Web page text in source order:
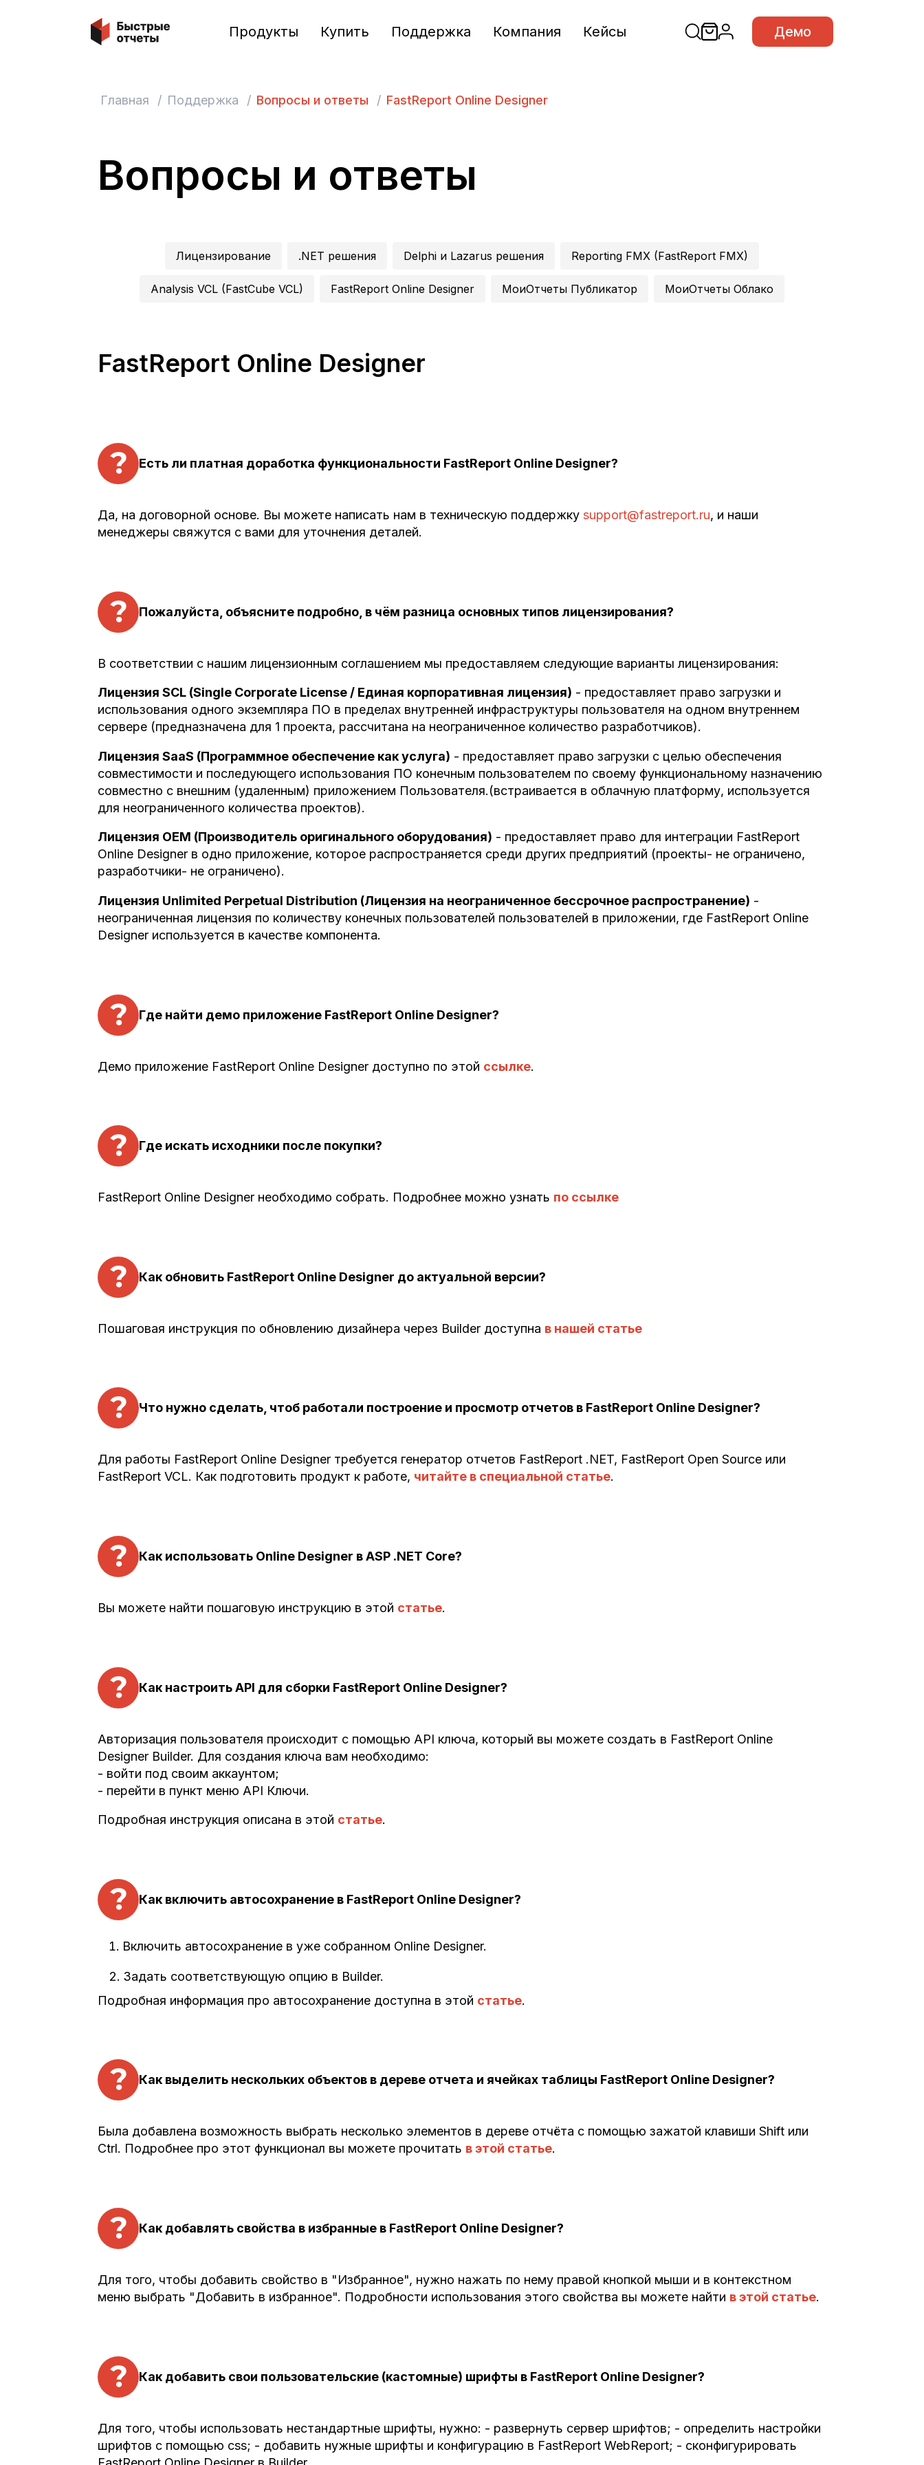
Быстрые отчеты Продукты Купить Поддержка Компания Кейсы Демо
Главная / Поддержка / Вопросы и ответы / FastReport Online Designer
Вопросы и ответы
Лицензирование .NET решения Delphi и Lazarus решения Reporting FMX (FastReport FMX)
Analysis VCL (FastCube VCL) FastReport Online Designer МоиОтчеты Публикатор МоиОтчеты Облако
FastReport Online Designer
Есть ли платная доработка функциональности FastReport Online Designer?
Да, на договорной основе. Вы можете написать нам в техническую поддержку support@fastreport.ru, и наши
менеджеры свяжутся с вами для уточнения деталей.
Пожалуйста, объясните подробно, в чём разница основных типов лицензирования?
В соответствии с нашим лицензионным соглашением мы предоставляем следующие варианты лицензирования:
Лицензия SCL (Single Corporate License / Единая корпоративная лицензия) - предоставляет право загрузки и
использования одного экземпляра ПО в пределах внутренней инфраструктуры пользователя на одном внутреннем
сервере (предназначена для 1 проекта, рассчитана на неограниченное количество разработчиков).
Лицензия SaaS (Программное обеспечение как услуга) - предоставляет право загрузки с целью обеспечения
совместимости и последующего использования ПО конечным пользователем по своему функциональному назначению
совместно с внешним (удаленным) приложением Пользователя.(встраивается в облачную платформу, используется
для неограниченного количества проектов).
Лицензия OEM (Производитель оригинального оборудования) - предоставляет право для интеграции FastReport
Online Designer в одно приложение, которое распространяется среди других предприятий (проекты- не ограничено,
разработчики- не ограничено).
Лицензия Unlimited Perpetual Distribution (Лицензия на неограниченное бессрочное распространение) -
неограниченная лицензия по количеству конечных пользователей пользователей в приложении, где FastReport Online
Designer используется в качестве компонента.
Где найти демо приложение FastReport Online Designer?
Демо приложение FastReport Online Designer доступно по этой ссылке.
Где искать исходники после покупки?
FastReport Online Designer необходимо собрать. Подробнее можно узнать по ссылке
Как обновить FastReport Online Designer до актуальной версии?
Пошаговая инструкция по обновлению дизайнера через Builder доступна в нашей статье
Что нужно сделать, чтоб работали построение и просмотр отчетов в FastReport Online Designer?
Для работы FastReport Online Designer требуется генератор отчетов FastReport .NET, FastReport Open Source или
FastReport VCL. Как подготовить продукт к работе, читайте в специальной статье.
Как использовать Online Designer в ASP .NET Core?
Вы можете найти пошаговую инструкцию в этой статье.
Как настроить API для сборки FastReport Online Designer?
Авторизация пользователя происходит с помощью API ключа, который вы можете создать в FastReport Online
Designer Builder. Для создания ключа вам необходимо:
- войти под своим аккаунтом;
- перейти в пункт меню API Ключи.
Подробная инструкция описана в этой статье.
Как включить автосохранение в FastReport Online Designer?
Включить автосохранение в уже собранном Online Designer.
Задать соответствующую опцию в Builder.
Подробная информация про автосохранение доступна в этой статье.
Как выделить нескольких объектов в дереве отчета и ячейках таблицы FastReport Online Designer?
Была добавлена возможность выбрать несколько элементов в дереве отчёта с помощью зажатой клавиши Shift или
Ctrl. Подробнее про этот функционал вы можете прочитать в этой статье.
Как добавлять свойства в избранные в FastReport Online Designer?
Для того, чтобы добавить свойство в "Избранное", нужно нажать по нему правой кнопкой мыши и в контекстном
меню выбрать "Добавить в избранное". Подробности использования этого свойства вы можете найти в этой статье.
Как добавить свои пользовательские (кастомные) шрифты в FastReport Online Designer?
Для того, чтобы использовать нестандартные шрифты, нужно: - развернуть сервер шрифтов; - определить настройки
шрифтов с помощью css; - добавить нужные шрифты и конфигурацию в FastReport WebReport; - сконфигурировать